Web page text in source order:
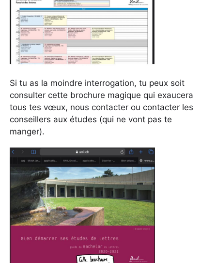
Si tu as la moindre interrogation, tu peux soit
consulter cette brochure magique qui exaucera
tous tes vœux, nous contacter ou contacter les
conseillers aux études (qui ne vont pas te
manger).